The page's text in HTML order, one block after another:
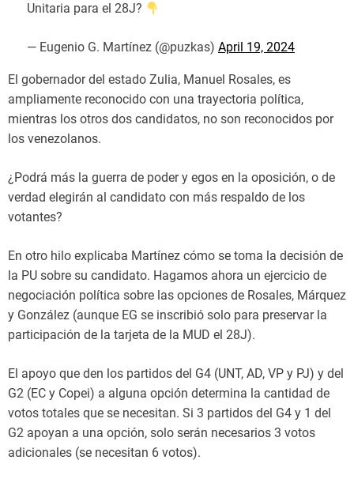
Unitaria para el 28J?
— Eugenio G. Martínez (@puzkas) April 19, 2024
El gobernador del estado Zulia, Manuel Rosales, es
ampliamente reconocido con una trayectoria política,
mientras los otros dos candidatos, no son reconocidos por
los venezolanos.
¿Podrá más la guerra de poder y egos en la oposición, o de
verdad elegirán al candidato con más respaldo de los
votantes?
En otro hilo explicaba Martínez cómo se toma la decisión de
la PU sobre su candidato. Hagamos ahora un ejercicio de
negociación política sobre las opciones de Rosales, Márquez
y González (aunque EG se inscribió solo para preservar la
participación de la tarjeta de la MUD el 28J).
El apoyo que den los partidos del G4 (UNT, AD, VP y PJ) y del
G2 (EC y Copei) a alguna opción determina la cantidad de
votos totales que se necesitan. Si 3 partidos del G4 y 1 del
G2 apoyan a una opción, solo serán necesarios 3 votos
adicionales (se necesitan 6 votos).